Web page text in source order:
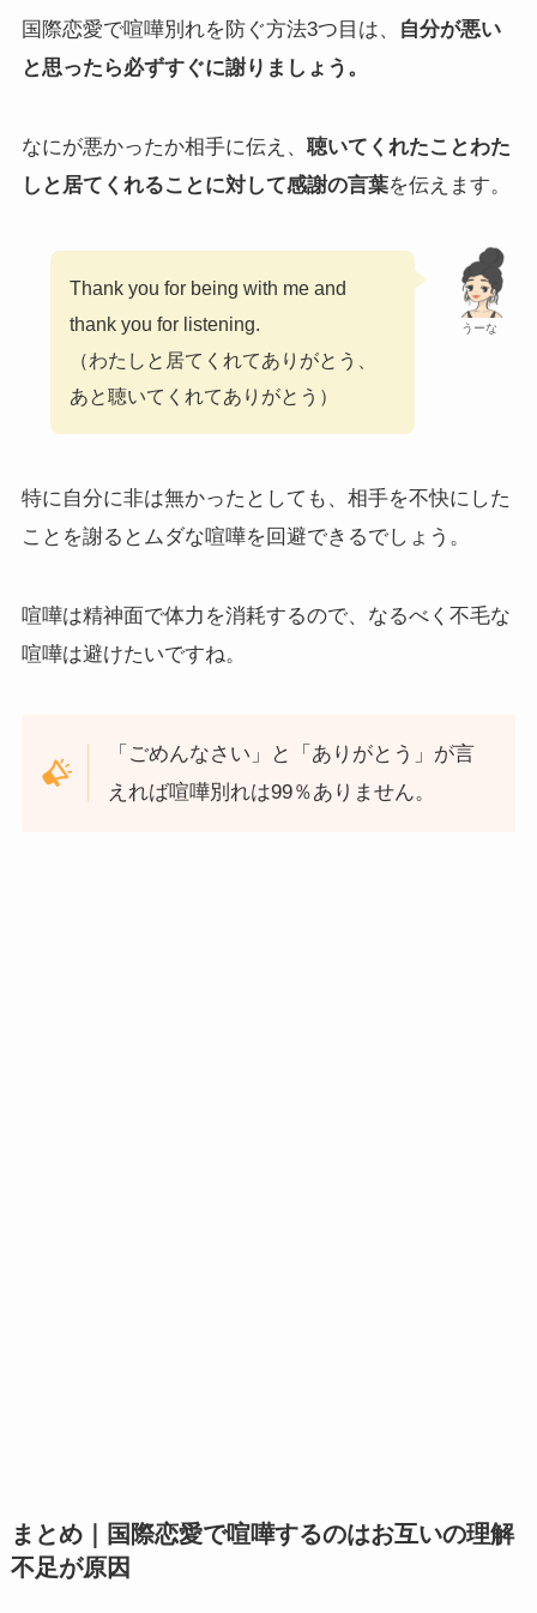
国際恋愛で喧嘩別れを防ぐ方法3つ目は、
自分が悪い
と思ったら必ずすぐに謝りましょう。
なにが悪かったか相手に伝え、 聴いてくれたことわた
しと居てくれることに対して感謝の言葉を伝えます。
うーな
Thank you for being with me and
thank you for listening.
（わたしと居てくれてありがとう、
あと聴いてくれてありがとう）
特に自分に非は無かったとしても、相手を不快にした
ことを謝るとムダな喧嘩を回避できるでしょう。
喧嘩は精神面で体力を消耗するので、なるべく不毛な
喧嘩は避けたいですね。
「ごめんなさい」と「ありがとう」が言
えれば喧嘩別れは99％ありません。
まとめ｜国際恋愛で喧嘩するのはお互いの理解
不足が原因